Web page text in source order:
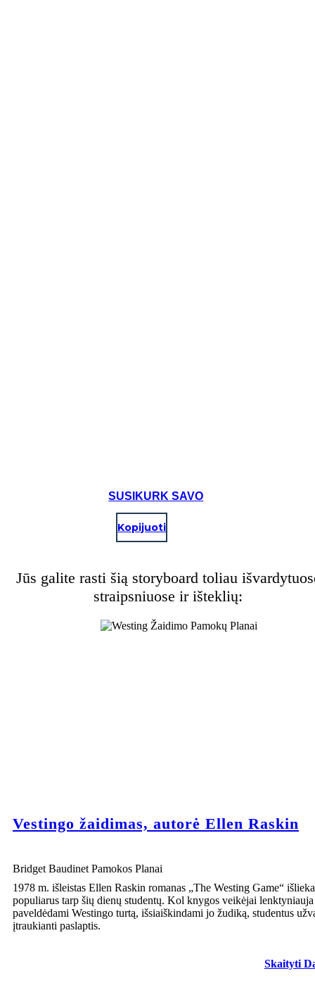
SUSIKURK SAVO
Kopijuoti
Jūs galite rasti šią storyboard toliau
straipsniuose ir išteklių:
Vestingo žaidimas, autorė Ellen Raskin
Bridget Baudinet Pamokos Planai
1978 m. išleistas Ellen Raskin romanas „The Westing Game“
populiarus tarp šių dienų studentų. Kol knygos veikėjai lenktyniauja
paveldėdami Westingo turtą, išsiaiškindami jo žudiką, studentus
įtraukianti paslaptis.
Skaityti